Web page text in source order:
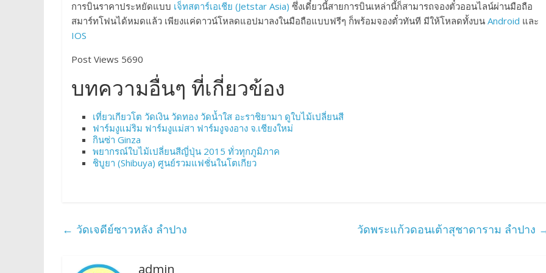
การบินราคาประหยัดแบบ เจ็ทสตาร์เอเชีย (Jetstar Asia) ซึ่งเดี๋ยวนี้สายการบินเหล่านี้ก็สามารถจองตั๋วออนไลน์ผ่านมือถือ
สมาร์ทโฟนได้หมดแล้ว เพียงแค่ดาวน์โหลดแอปมาลงในมือถือแบบฟรีๆ ก็พร้อมจองตั๋วทันที มีให้โหลดทั้งบน Android และ
IOS
Post Views 5690
บทความอื่นๆ ที่เกี่ยวข้อง
เที่ยวเกียวโต วัดเงิน วัดทอง วัดน้ำใส อะราชิยามา ดูใบไม้เปลี่ยนสี
ฟาร์มงูแม่ริม ฟาร์มงูแม่สา ฟาร์มงูจงอาง จ.เชียงใหม่
กินซ่า Ginza
พยากรณ์ใบไม้เปลี่ยนสีญี่ปุ่น 2015 ทั่วทุกภูมิภาค
ชิบูยา (Shibuya) ศูนย์รวมแฟชั่นในโตเกียว
← วัดเจดีย์ซาวหลัง ลำปาง วัดพระแก้วดอนเต้าสุชาดาราม ลำปาง
admin